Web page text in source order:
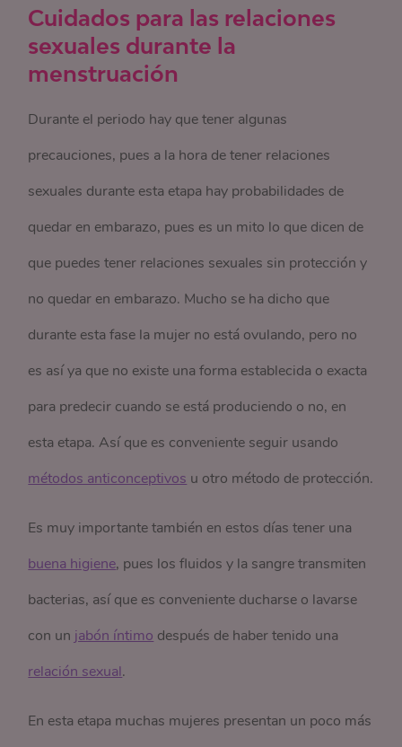
Cuidados para las relaciones
sexuales durante la
menstruación
Durante el periodo hay que tener algunas
precauciones, pues a la hora de tener relaciones
sexuales durante esta etapa hay probabilidades de
quedar en embarazo, pues es un mito lo que dicen de
que puedes tener relaciones sexuales sin protección y
no quedar en embarazo. Mucho se ha dicho que
durante esta fase la mujer no está ovulando, pero no
es así ya que no existe una forma establecida o exacta
para predecir cuando se está produciendo o no, en
esta etapa. Así que es conveniente seguir usando
métodos anticonceptivos u otro método de protección.
Es muy importante también en estos días tener una
buena higiene, pues los fluidos y la sangre transmiten
bacterias, así que es conveniente ducharse o lavarse
con un jabón íntimo después de haber tenido una
relación sexual.
En esta etapa muchas mujeres presentan un poco más